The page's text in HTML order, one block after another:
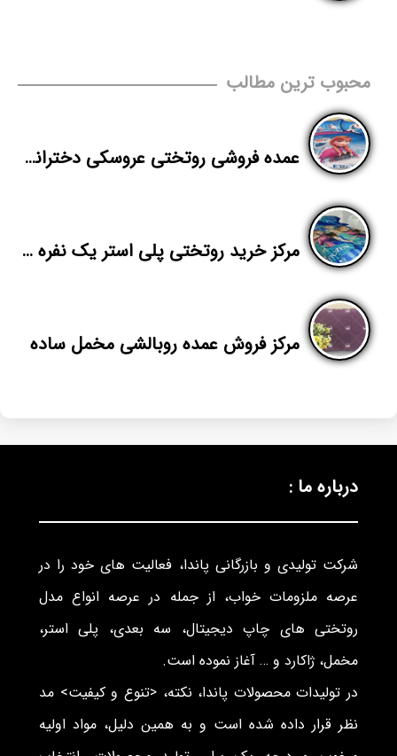
محبوب ترین مطالب
عمده فروشی روتختی عروسکی دخترانه سه بعدی
مرکز خرید روتختی پلی استر یک نفره در شیراز
مرکز فروش عمده روبالشی مخمل ساده
درباره ما :
شرکت تولیدی و بازرگانی پاندا، فعالیت های خود را در
عرصه ملزومات خواب، از جمله در عرصه انواع مدل
روتختی های چاپ دیجیتال، سه بعدی، پلی استر،
مخمل، ژاکارد و … آغاز نموده است.
در تولیدات محصولات پاندا، نکته، <تنوع و کیفیت> مد
نظر قرار داده شده است و به همین دلیل، مواد اولیه